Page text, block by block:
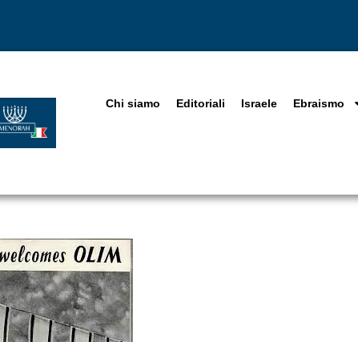
Chi siamo Editoriali Israele Ebraismo